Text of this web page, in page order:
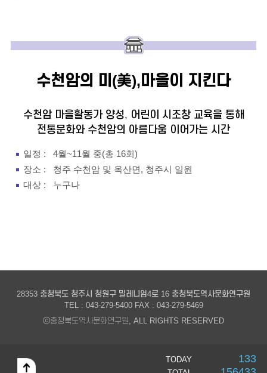
수천암의 미(美), 마을이 지킨다
수천암 마을활동가 양성, 어린이 시조창 교육을 통해
전통문화와 수천암의 아름다움 이어가는 시간
일정 :
4월~11월 중(총 16회)
장소 :
청주 수천암 및 옥산면, 청주시 일원
대상 :
누구나
28353 충청북도 청주시 청원구 밀레니엄4로 16 충청북도역사문화연구원
TEL : 043-279-5400 FAX : 043-279-5469
ⓒ충청북도역사문화연구원, ALL RIGHTS RESERVED
TODAY 133